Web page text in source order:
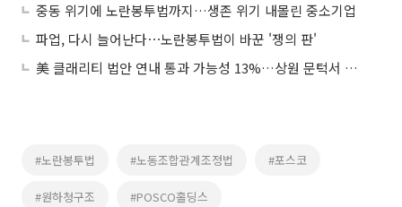
중동 위기에 노란봉투법까지…생존 위기 내몰린 중소기업
파업, 다시 늘어난다⋯노란봉투법이 바꾼 '쟁의 판'
美 클래리티 법안 연내 통과 가능성 13%…상원 문턱서 제동
#노란봉투법 #노동조합관계조정법 #포스코
#원하청구조 #POSCO홀딩스